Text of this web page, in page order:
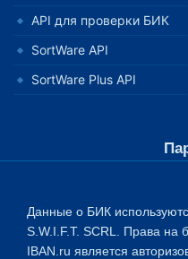
API для проверки БИК
SortWare API
SortWare Plus API
Данные о БИК
S.W.I.F.T. SCRL. Права на
IBAN.ru является